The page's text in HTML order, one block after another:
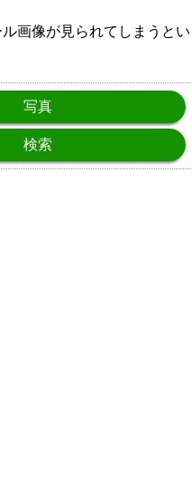
画像が見られてしまうとい
写真
検索